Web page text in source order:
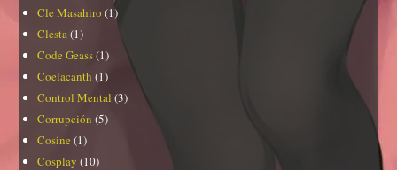
Cle Masahiro (1)
Clesta(1)
Code Geass(1)
Coelacanth (1)
Control Mental (3)
Corrupción (5)
Cosine (1)
Cosplay (10)